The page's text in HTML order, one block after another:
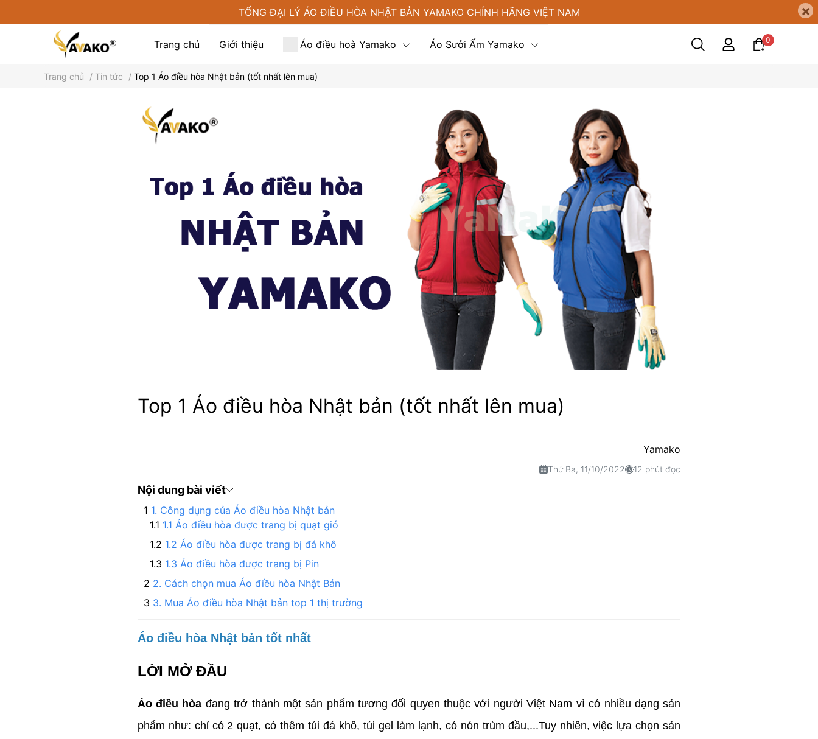
TỔNG ĐẠI LÝ ÁO ĐIỀU HÒA NHẬT BẢN YAMAKO CHÍNH HÃNG VIỆT NAM ×
Trang chủ Giới thiệu Áo điều hoà Yamako Áo Sưởi Ấm Yamako
Phụ kiện tại Yamako
0
Trang chủ / Tin tức / Top 1 Áo điều hòa Nhật bản (tốt nhất lên mua)
Top 1 Áo điều hòa Nhật bản (tốt nhất lên mua)
Yamako
Thứ Ba, 11/10/2022 12 phút đọc
Nội dung bài viết
1. Công dụng của Áo điều hòa Nhật bản
1.1 Áo điều hòa được trang bị quạt gió
1.2 Áo điều hòa được trang bị đá khô
1.3 Áo điều hòa được trang bị Pin
2. Cách chọn mua Áo điều hòa Nhật Bản
3. Mua Áo điều hòa Nhật bản top 1 thị trường
Áo điều hòa Nhật bản tốt nhất
LỜI MỞ ĐẦU
Áo điều hòa đang trở thành một sản phẩm tương đối quyen thuộc với người Việt Nam vì có nhiều dạng sản
phẩm như: chỉ có 2 quạt, có thêm túi đá khô, túi gel làm lạnh, có nón trùm đầu,...Tuy nhiên, việc lựa chọn sản